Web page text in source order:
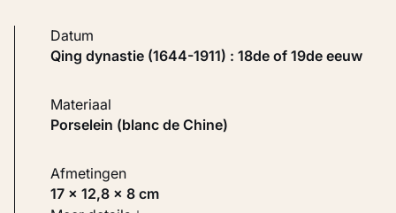
Datum
Qing dynastie (1644-1911) : 18de of 19de eeuw
Materiaal
Porselein (blanc de Chine)
Afmetingen
17 × 12,8 × 8 cm